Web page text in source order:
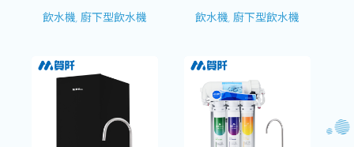
飲水機, 廚下型飲水機 飲水機,廚下型飲水機